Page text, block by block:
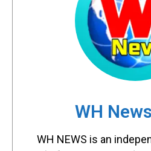
WH
WH NEWS is an